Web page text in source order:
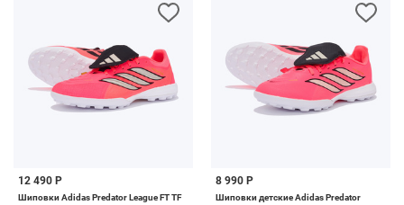
12 490 Р
Шиповки Adidas Predator League FT TF
8 990 Р
Шиповки детские Adidas Predator